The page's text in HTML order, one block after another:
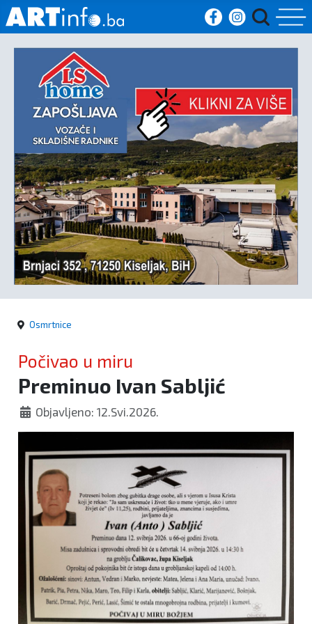
Početna
Vijesti
Sport
Kultura
Crna
kronika
Politika
Osmrtnice
Počivao u miru
Preminuo Ivan Sabljić
Objavljeno: 12.Svi.2026.